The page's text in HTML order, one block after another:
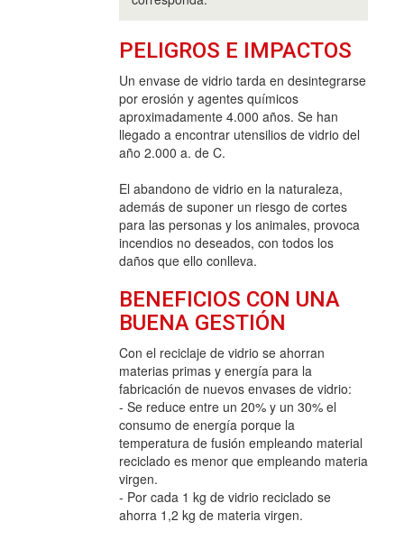
PELIGROS E IMPACTOS
Un envase de vidrio tarda en desintegrarse
por erosión y agentes químicos
aproximadamente 4.000 años. Se han
llegado a encontrar utensilios de vidrio del
año 2.000 a. de C.
El abandono de vidrio en la naturaleza,
además de suponer un riesgo de cortes
para las personas y los animales, provoca
incendios no deseados, con todos los
daños que ello conlleva.
BENEFICIOS CON UNA
BUENA GESTIÓN
Con el reciclaje de vidrio se ahorran
materias primas y energía para la
fabricación de nuevos envases de vidrio:
- Se reduce entre un 20% y un 30% el
consumo de energía porque la
temperatura de fusión empleando material
reciclado es menor que empleando materia
virgen.
- Por cada 1 kg de vidrio reciclado se
ahorra 1,2 kg de materia virgen.